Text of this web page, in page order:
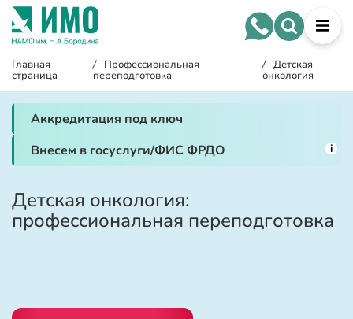
Главная
страница
/ Профессиональная
переподготовка
/ Детская
онкология
Аккредитация под ключ
Внесем в госуслуги/ФИС ФРДО
i
Детская онкология:
профессиональная переподготовка